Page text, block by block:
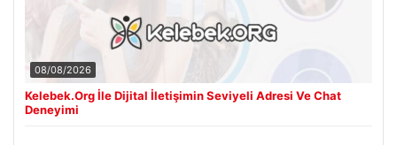
08/08/2026
Kelebek.Org İle Dijital İletişimin Seviyeli Adresi Ve Chat
Deneyimi